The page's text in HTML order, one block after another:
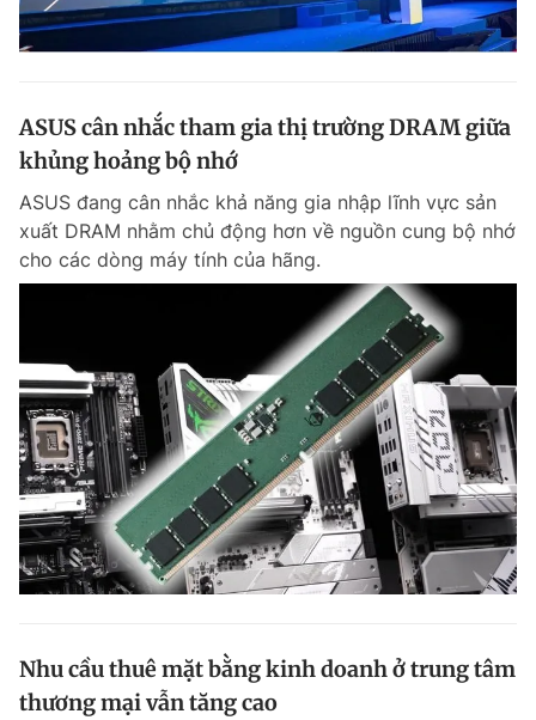
Tiện ích Bạn cần biết
Đọc Thanh Niên trên điện thoại
Theo dõi báo trên
Hotline
0906 645 777
Liên hệ quảng cáo
0908 780 404
Đặt báo Quảng cáo RSS Tòa soạn Chính sách bảo
Phó tổng biên tập: Lâm Hiếu Dũng
Phó tổng biên tập: Trần Việt Hưng
Tổng thư ký tòa soạn: Đức Trung
ASUS cân nhắc tham gia thị trường DRAM giữa
khủng hoảng bộ nhớ
ASUS đang cân nhắc khả năng gia nhập lĩnh vực sản
xuất DRAM nhằm chủ động hơn về nguồn cung bộ nhớ
cho các dòng máy tính của hãng.
Nhu cầu thuê mặt bằng kinh doanh ở trung tâm
thương mại vẫn tăng cao